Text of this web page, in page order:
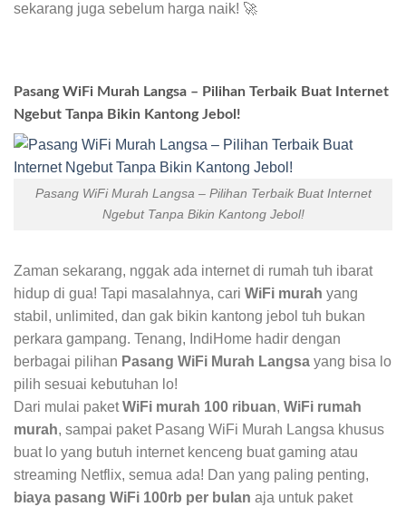
sekarang juga sebelum harga naik! 🚀
Pasang WiFi Murah Langsa – Pilihan Terbaik Buat Internet
Ngebut Tanpa Bikin Kantong Jebol!
Pasang WiFi Murah Langsa – Pilihan Terbaik Buat Internet
Ngebut Tanpa Bikin Kantong Jebol!
Zaman sekarang, nggak ada internet di rumah tuh ibarat
hidup di gua! Tapi masalahnya, cari WiFi murah yang
stabil, unlimited, dan gak bikin kantong jebol tuh bukan
perkara gampang. Tenang, IndiHome hadir dengan
berbagai pilihan Pasang WiFi Murah Langsa yang bisa lo
pilih sesuai kebutuhan lo!
Dari mulai paketWiFi murah 100 ribuan, WiFi rumah
murah, sampai paket Pasang WiFi Murah Langsa khusus
buat lo yang butuh internet kenceng buat gaming atau
streaming Netflix, semua ada! Dan yang paling penting,
biaya pasang WiFi 100rb per bulan aja untuk paket